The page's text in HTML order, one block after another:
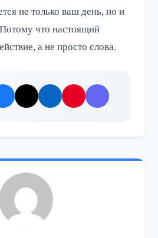
не только ваш день, но и
что настоящий
а не просто слова.